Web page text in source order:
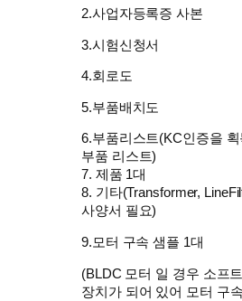
2.사업자등록증 사본
3.시험신청서
4.회로도
5.부품배치도
6.부품리스트(KC인증을 획
부품 리스트)
7. 제품 1대
8. 기타(Transformer,
사양서 필요)
9.모터 구속 샘플 1대
(BLDC 모터 일 경우 소프
장치가 되어 있어 모터 구